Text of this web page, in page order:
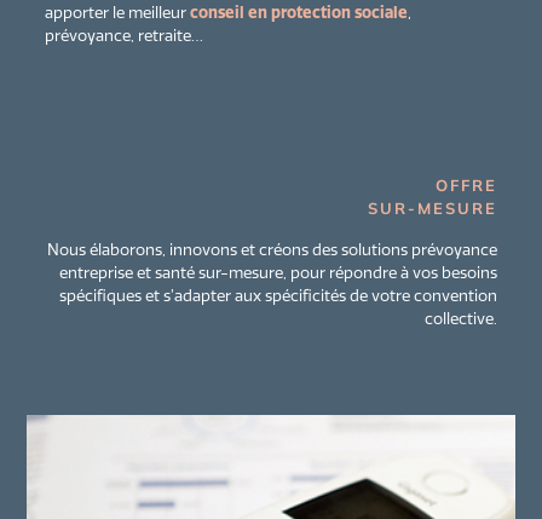
apporter le meilleurconseil en protection sociale
prévoyance, retraite…
OFFRE
SUR-MESURE
Nous élaborons, innovons et créons des solutions prévoyance
entreprise et santé sur-mesure, pour répondre à vos besoins
spécifiques et s’adapter aux spécificités de votre convention
collective.